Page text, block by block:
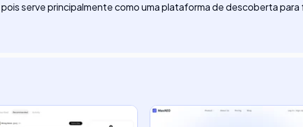
serve principalmente como uma plataforma de descoberta para